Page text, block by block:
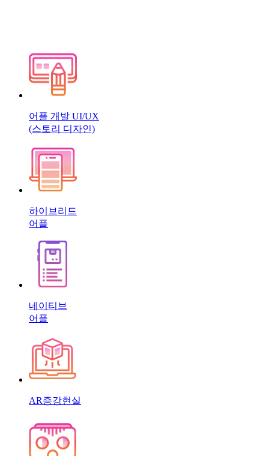
어플 개발 UI/UX
(스토리 디자인)
하이브리드
어플
네이티브
어플
AR증강현실